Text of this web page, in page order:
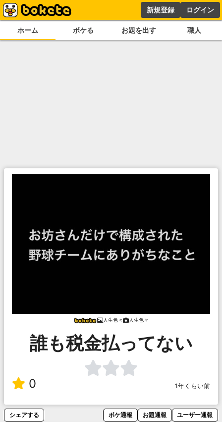
新規登録 ログイン
ホーム ボケる お題を出す 職人
人生色々 人生色々
誰も税金払ってない
0 1年くらい前
シェアする ボケ通報 お題通報 ユーザー通報